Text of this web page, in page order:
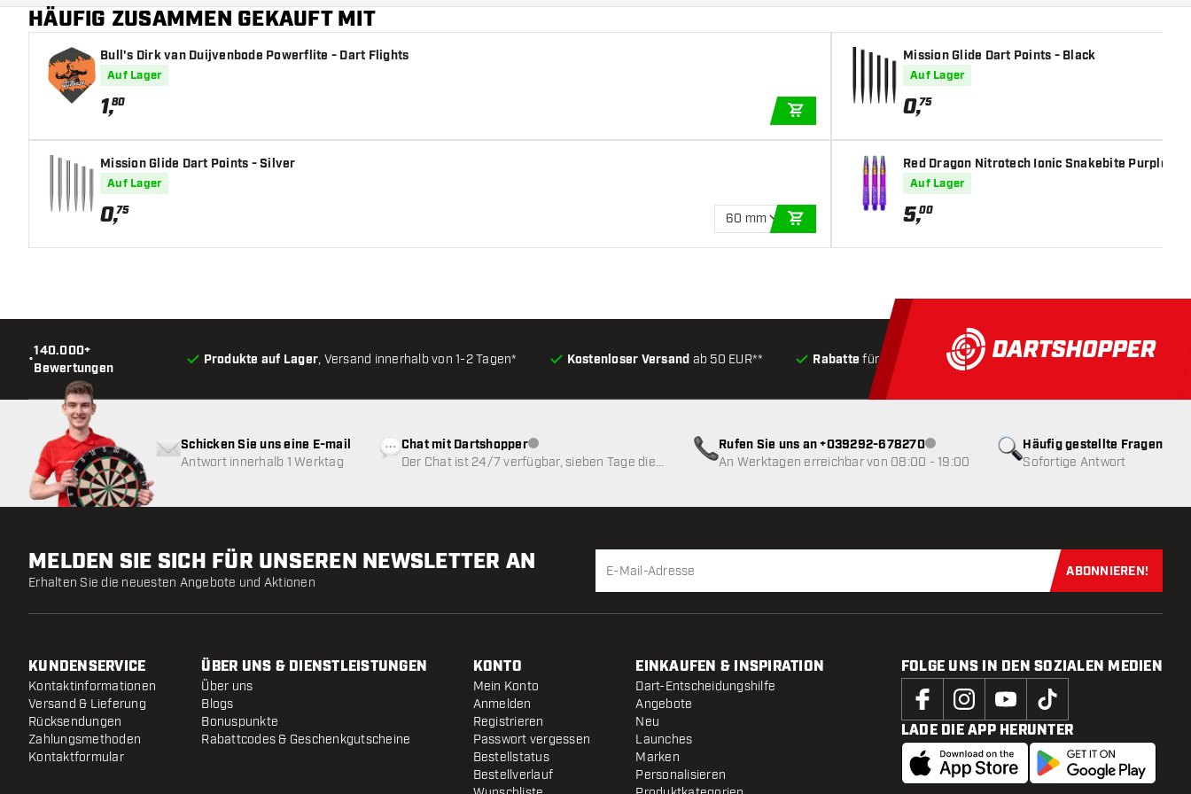
HÄUFIG ZUSAMMEN GEKAUFT MIT
Bull's Dirk van Duijvenbode Powerflite - Dart Flights
Auf Lager
1,80
IN DEN WARENKORB
Mission Glide Dart Points - Silver
Auf Lager
0,75
60 mm
IN DEN WARENKORB
Mission Glide Dart Points - Black
Auf Lager
0,75
Red Dragon Nitrotech Ionic Snakebite Purple
Auf Lager
5,00
•
140.000+
Bewertungen
Produkte auf Lager, Versand innerhalb von 1-2 Tagen* Kostenloser Versand ab 50 EUR** Rabatte für Kunden Produkte auf Lager, Versand
Häufig gestellte Fragen
Sofortige Antwort
Schicken Sie uns eine E-mail
Antwort innerhalb 1 Werktag
Chat mit DartshopperKundenservice nicht verfügbar
Der Chat ist 24/7 verfügbar, sieben Tage die
Rufen Sie uns an +039292-678270Kundenservice nicht verfügbar
An Werktagen erreichbar von 08:00 - 19:00
MELDEN SIE SICH FÜR UNSEREN NEWSLETTER AN
Erhalten Sie die neuesten Angebote und Aktionen
Jetzt für
ABONNIEREN!
KUNDENSERVICE
Kontaktinformationen
Versand & Lieferung
Rücksendungen
Zahlungsmethoden
Kontaktformular
ÜBER UNS & DIENSTLEISTUNGEN
Über uns
Blogs
Bonuspunkte
Rabattcodes & Geschenkgutscheine
KONTO
Mein Konto
Anmelden
Registrieren
Passwort vergessen
Bestellstatus
Bestellverlauf
EINKAUFEN & INSPIRATION
Dart-Entscheidungshilfe
Angebote
Neu
Launches
Marken
Personalisieren
FOLGE UNS IN DEN SOZIALEN MEDIEN
LADE DIE APP HERUNTER